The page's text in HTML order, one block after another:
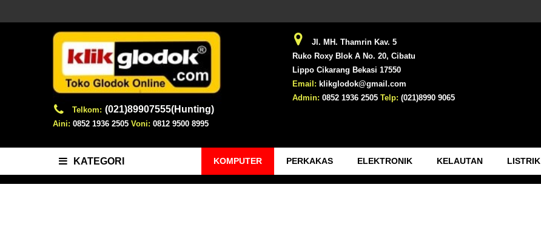
Telkom: (021)89907555(Hunting)
Aini: 0852 1936 2505 Voni: 0812 9500 8995
Jl. MH. Thamrin Kav. 5
Ruko Roxy Blok A No. 20, Cibatu
Lippo Cikarang Bekasi 17550
Email: klikglodok@gmail.com
Admin: 0852 1936 2505 Telp: (021)8990 9065
KATEGORI KOMPUTER PERKAKAS ELEKTRONIK KELAUTAN LISTRIK